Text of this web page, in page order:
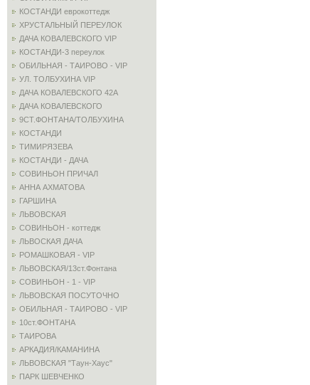
КОСТАНДИ еврокоттедж
ХРУСТАЛЬНЫЙ ПЕРЕУЛОК
ДАЧА КОВАЛЕВСКОГО VIP
КОСТАНДИ-3 переулок
ОБИЛЬНАЯ - ТАИРОВО - VIP
УЛ. ТОЛБУХИНА VIP
ДАЧА КОВАЛЕВСКОГО 42А
ДАЧА КОВАЛЕВСКОГО
9СТ.ФОНТАНА/ТОЛБУХИНА
КОСТАНДИ
ТИМИРЯЗЕВА
КОСТАНДИ - ДАЧА
СОВИНЬОН ПРИЧАЛ
АННА АХМАТОВА
ГАРШИНА
ЛЬВОВСКАЯ
СОВИНЬОН - коттедж
ЛЬВОСКАЯ ДАЧА
РОМАШКОВАЯ - VIP
ЛЬВОВСКАЯ/13ст.Фонтана
СОВИНЬОН - 1 - VIP
ЛЬВОВСКАЯ ПОСУТОЧНО
ОБИЛЬНАЯ - ТАИРОВО - VIP
10ст.ФОНТАНА
ТАИРОВА
АРКАДИЯ/КАМАНИНА
ЛЬВОВСКАЯ "Таун-Хаус"
ПАРК ШЕВЧЕНКО